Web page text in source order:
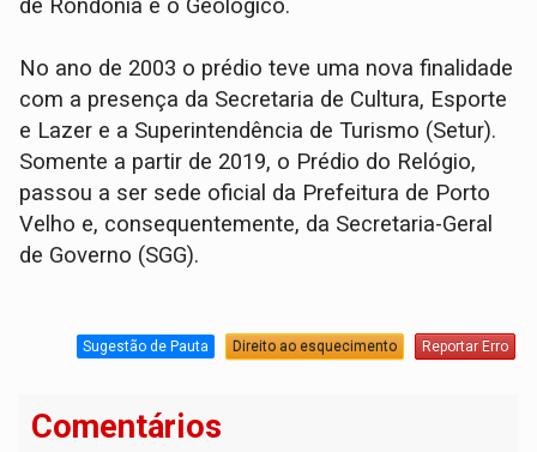
de Rondônia e o Geológico.
No ano de 2003 o prédio teve uma nova finalidade
com a presença da Secretaria de Cultura, Esporte
e Lazer e a Superintendência de Turismo (Setur).
Somente a partir de 2019, o Prédio do Relógio,
passou a ser sede oficial da Prefeitura de Porto
Velho e, consequentemente, da Secretaria-Geral
de Governo (SGG).
Sugestão de Pauta Direito ao esquecimento Reportar Erro
Comentários